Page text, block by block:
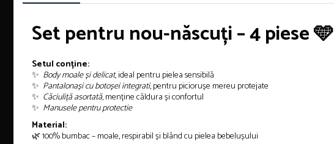
Set pentru nou-născuți – 4 piese 🩵
Setul conține:
✨ Body moale și delicat, ideal pentru pielea sensibilă
✨ Pantalonași cu botoșei integrati, pentru piciorușe mereu protejate
✨ Căciuliță asortată, menține căldura și confortul
✨ Manusele pentru protectie
Material:
🌿 100% bumbac – moale, respirabil și blând cu pielea bebelușului